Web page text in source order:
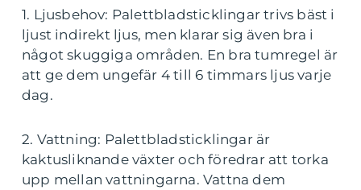
1. Ljusbehov: Palettbladsticklingar trivs bäst i
ljust indirekt ljus, men klarar sig även bra i
något skuggiga områden. En bra tumregel är
att ge dem ungefär 4 till 6 timmars ljus varje
dag.
2. Vattning: Palettbladsticklingar är
kaktusliknande växter och föredrar att torka
upp mellan vattningarna. Vattna dem